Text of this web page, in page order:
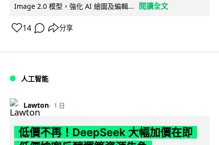
Image 2.0 模型，強化 AI 繪圖及編輯...
閱讀全文
14 分享
人工智能
Lawton 1 日
低價不再！DeepSeek 大幅加價在即